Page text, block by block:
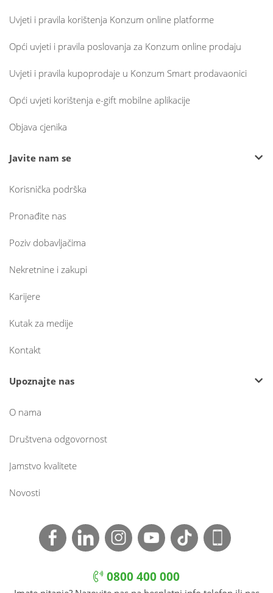
Uvjeti i pravila korištenja Konzum online platforme
Opći uvjeti i pravila poslovanja za Konzum online prodaju
Uvjeti i pravila kupoprodaje u Konzum Smart prodavaonici
Opći uvjeti korištenja e-gift mobilne aplikacije
Objava cjenika
Javite nam se
Korisnička podrška
Pronađite nas
Poziv dobavljačima
Nekretnine i zakupi
Karijere
Kutak za medije
Kontakt
Upoznajte nas
O nama
Društvena odgovornost
Jamstvo kvalitete
Novosti
0800 400 000